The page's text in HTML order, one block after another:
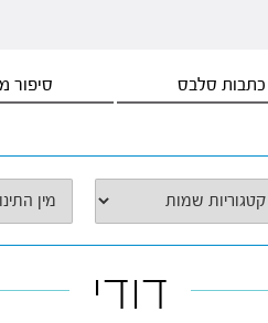
כתבות סלבס סיפור
דודי